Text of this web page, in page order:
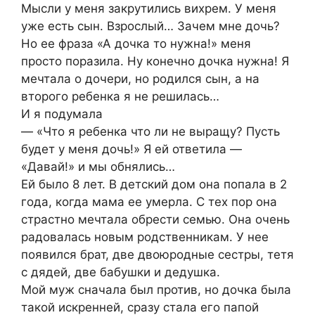
Мысли у меня закрутились вихрем. У меня
уже есть сын. Взрослый… Зачем мне дочь?
Но ее фраза «А дочка то нужна!» меня
просто поразила. Ну конечно дочка нужна! Я
мечтала о дочери, но родился сын, а на
второго ребенка я не решилась…
И я подумала
— «Что я ребенка что ли не выращу? Пусть
будет у меня дочь!» Я ей ответила —
«Давай!» и мы обнялись…
Ей было 8 лет. В детский дом она попала в 2
года, когда мама ее умерла. С тех пор она
страстно мечтала обрести семью. Она очень
радовалась новым родственникам. У нее
появился брат, две двоюродные сестры, тетя
с дядей, две бабушки и дедушка.
Мой муж сначала был против, но дочка была
такой искренней, сразу стала его папой